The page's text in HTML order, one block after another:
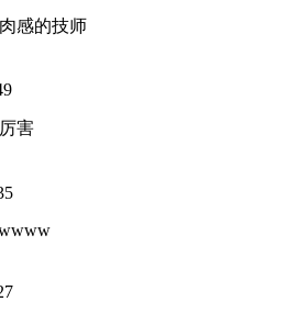
感的技师
害